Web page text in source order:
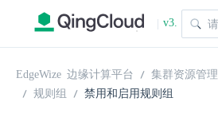
| v3.
1.0
EdgeWize 边缘计算平台 集群资源管理
规则组
禁用和启用规则组